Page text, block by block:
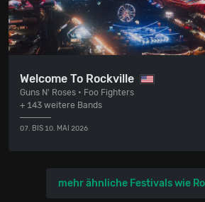
Welcome To Rockville
Guns N' Roses • Foo Fighters
+ 143 weitere Bands
07. BIS 10. MAI 2026
mehr ähnliche Festivals wie